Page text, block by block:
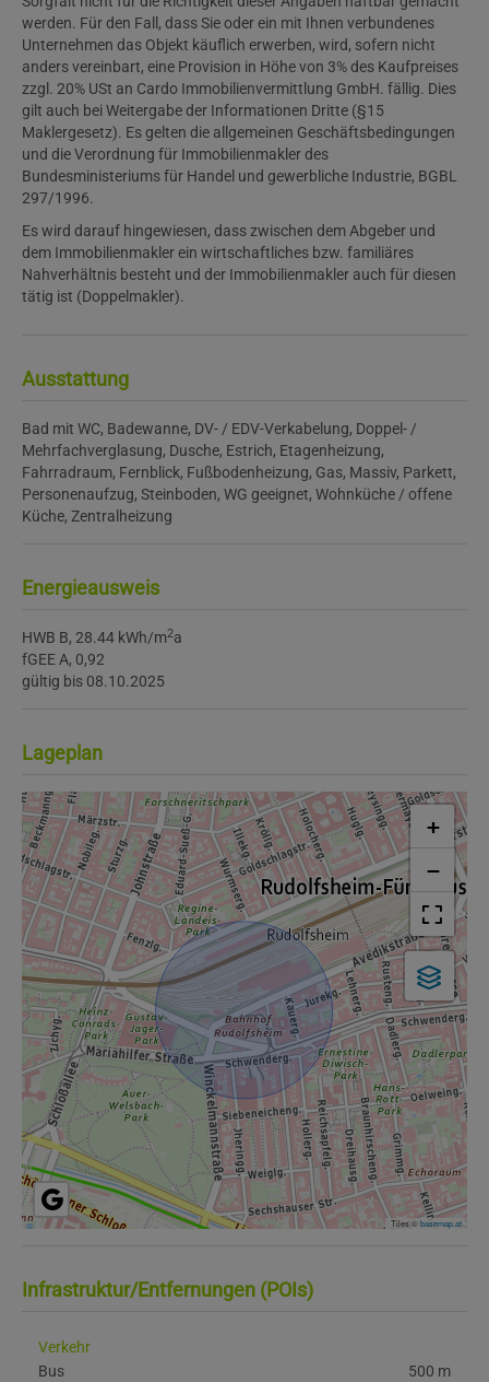
werden. Für den Fall, dass Sie oder ein mit Ihnen verbundenes
Unternehmen das Objekt käuflich erwerben, wird, sofern nicht
anders vereinbart, eine Provision in Höhe von 3% des Kaufpreises
zzgl. 20% USt an Cardo Immobilienvermittlung GmbH. fällig. Dies
gilt auch bei Weitergabe der Informationen Dritte (§15
Maklergesetz). Es gelten die allgemeinen Geschäftsbedingungen
und die Verordnung für Immobilienmakler des
Bundesministeriums für Handel und gewerbliche Industrie, BGBL
297/1996.
Es wird darauf hingewiesen, dass zwischen dem Abgeber und
dem Immobilienmakler ein wirtschaftliches bzw. familiäres
Nahverhältnis besteht und der Immobilienmakler auch für diesen
tätig ist (Doppelmakler).
Ausstattung
Bad mit WC Badewanne DV- / EDV-Verkabelung Doppel- /
Mehrfachverglasung Dusche Estrich Etagenheizung
Fahrradraum Fernblick Fußbodenheizung Gas Massiv Parkett
Personenaufzug Steinboden WG geeignet Wohnküche / offene
Küche Zentralheizung
Energieausweis
HWB B, 28.44 kWh/m2a
fGEEA, 0,92
gültig bis 08.10.2025
Lageplan
+
−
Tiles ©basemap.at
Infrastruktur/Entfernungen (POIs)
Verkehr
Bus
500 m